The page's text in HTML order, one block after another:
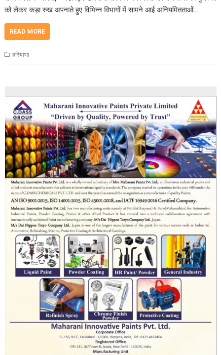
को लेकर कड़ा रुख अपनाते हुए विभिन्न विभागों में सामने आई अनियमितताओं…
READ MORE
हरियाणा